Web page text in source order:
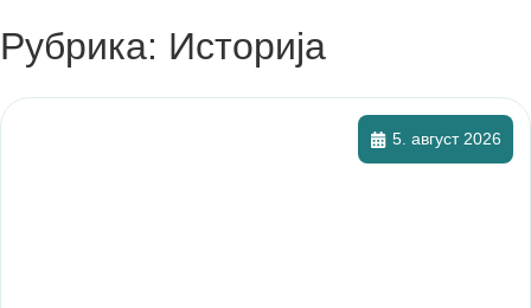
Рубрика: Историја
5. август 2026